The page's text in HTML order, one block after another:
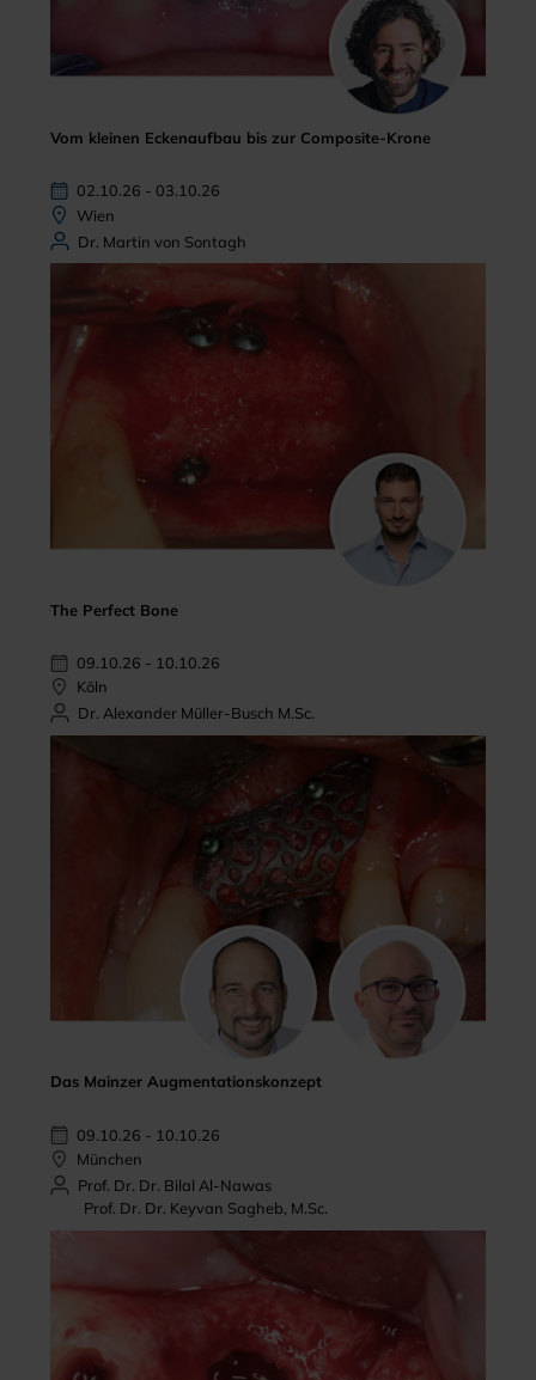
Vom kleinen Eckenaufbau bis zur Composite-Krone
02.10.26 - 03.10.26
Wien
Dr. Martin von Sontagh
The Perfect Bone
09.10.26 - 10.10.26
Köln
Dr. Alexander Müller-Busch M.Sc.
Das Mainzer Augmentationskonzept
09.10.26 - 10.10.26
München
Prof. Dr. Dr. Bilal Al-Nawas
Prof. Dr. Dr. Keyvan Sagheb, M.Sc.